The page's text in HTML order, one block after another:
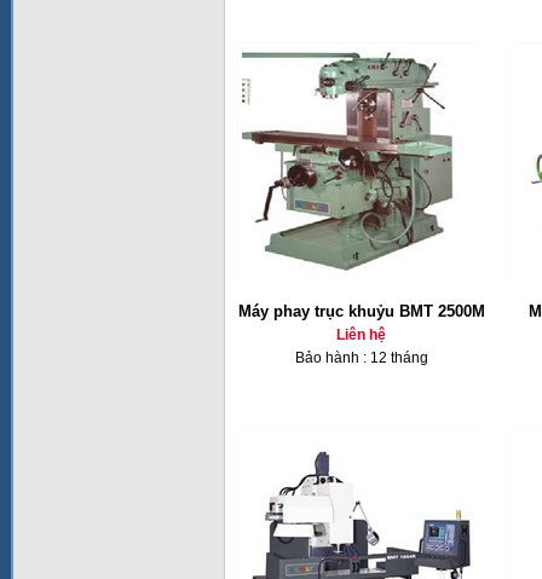
Máy phay trục khuỷu BMT 2500M
Liên hệ
Bảo hành : 12 tháng